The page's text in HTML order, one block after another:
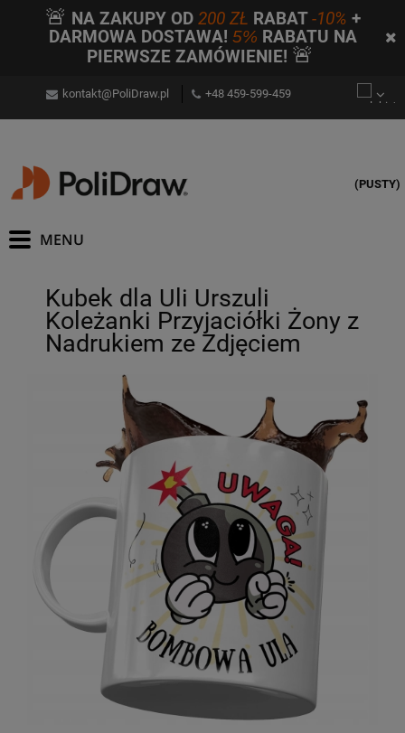
🚨 NA ZAKUPY OD200 ZŁ RABAT-10% +
DARMOWA DOSTAWA! 5% RABATU NA
PIERWSZE ZAMÓWIENIE! 🚨
kontakt@PoliDraw.pl +48 459-599-459
(PUSTY)
Kubek dla Uli Urszuli
Koleżanki Przyjaciółki Żony z
Nadrukiem ze Zdjęciem